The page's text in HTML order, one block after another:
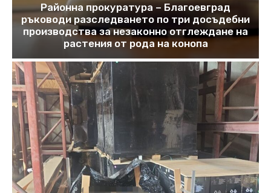
Районна прокуратура – Благоевград
ръководи разследването по три досъдебни
производства за незаконно отглеждане на
растения от рода на конопа